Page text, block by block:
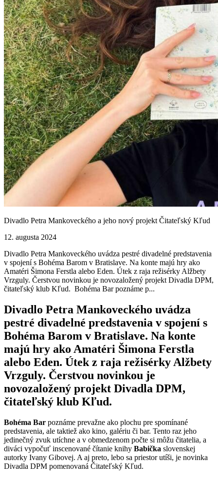
Divadlo Petra Mankoveckého a jeho nový projekt Čitateľský Kľud
12. augusta 2024
Divadlo Petra Mankoveckého uvádza pestré divadelné predstavenia
v spojení s Bohéma Barom v Bratislave. Na konte majú hry ako
Amatéri Šimona Ferstla alebo Eden. Útek z raja režisérky Alžbety
Vrzguly. Čerstvou novinkou je novozaložený projekt Divadla DPM,
čitateľský klub Kľud. Bohéma Bar poznáme p...
Divadlo Petra Mankoveckého uvádza
pestré divadelné predstavenia v spojení s
Bohéma Barom v Bratislave. Na konte
majú hry ako Amatéri Šimona Ferstla
alebo Eden. Útek z raja režisérky Alžbety
Vrzguly. Čerstvou novinkou je
novozaložený projekt Divadla DPM,
čitateľský klub Kľud.
Bohéma Bar poznáme prevažne ako plochu pre spomínané
predstavenia, ale taktiež ako kino, galériu či bar. Tento raz jeho
jedinečný zvuk utíchne a v obmedzenom počte si môžu čitatelia, a
diváci vypočuť inscenované čítanie knihy Babička slovenskej
autorky Ivany Gibovej. A aj preto, lebo sa priestor utíši, je novinka
Divadla DPM pomenovaná Čitateľský Kľud.